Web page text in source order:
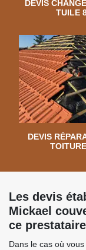
DEVIS
TUILE
DEVIS
Les devis
Mickael
ce prestataire
Dans le cas où